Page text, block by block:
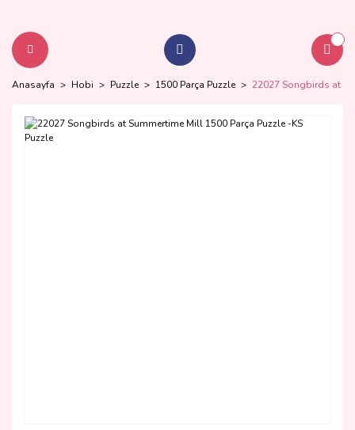
Anasayfa Hobi Puzzle 1500 Parça Puzzle 22027 Songbirds at